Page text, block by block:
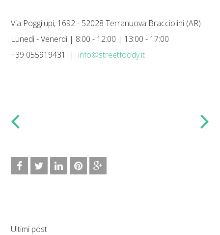
Via Poggilupi, 1692 - 52028 Terranuova Bracciolini (AR)
Lunedì - Venerdì | 8:00 - 12:00 | 13:00 - 17:00
+39 055919431 | info@streetfoody.it
Ultimi post